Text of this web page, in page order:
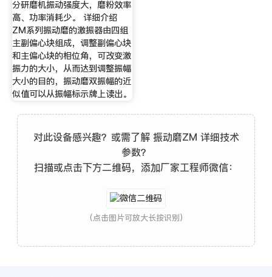
分研磨机振动强度大，磨粉效率
高、功率消耗少。 详细介绍
ZM系列振动磨的激振器由四组
主副偏心块组成，调整副偏心块
和主偏心块的相位角，可改变激
振力的大小，从而达到调整振幅
大小的目的，振动磨双振幅的近
似值可以从振幅标示牌上读出。
对此设备感兴趣？或需了解 振动磨ZM 详细技术
参数？
扫描或点击下方二维码，添加厂家工程师微信：
(点击图片可放大长按识别)